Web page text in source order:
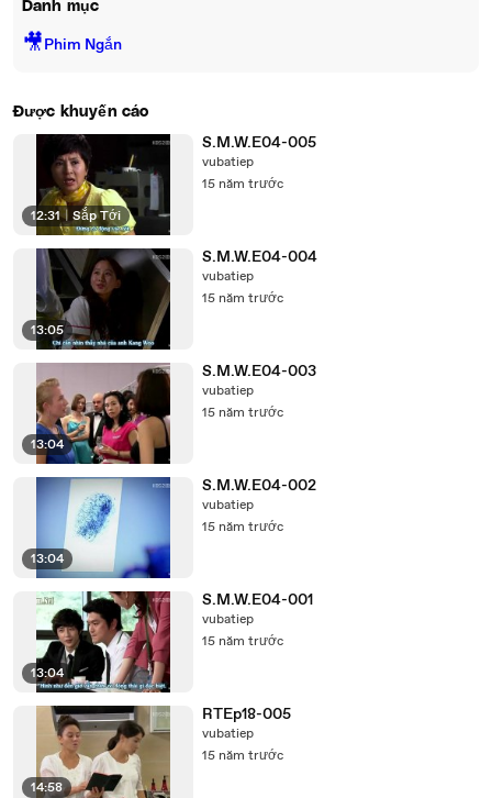
Danh mục
🎥Phim Ngắn
Được khuyến cáo
12:31 | Sắp Tới
S.M.W.E04-005
vubatiep
15 năm trước
13:05
S.M.W.E04-004
vubatiep
15 năm trước
13:04
S.M.W.E04-003
vubatiep
15 năm trước
13:04
S.M.W.E04-002
vubatiep
15 năm trước
13:04
S.M.W.E04-001
vubatiep
15 năm trước
14:58
RTEp18-005
vubatiep
15 năm trước